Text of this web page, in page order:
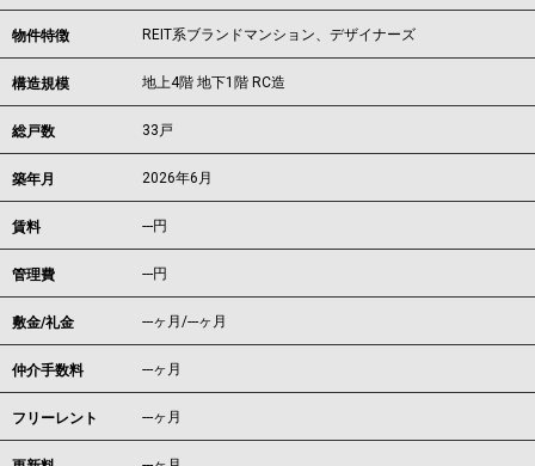
物件特徴 REIT系ブランドマンション、デザイナーズ
構造規模 地上4階 地下1階 RC造
総戸数 33戸
築年月 2026年6月
賃料 ---円
管理費 ---円
敷金/礼金 ---ヶ月/---ヶ月
仲介手数料 ---ヶ月
フリーレント ---ヶ月